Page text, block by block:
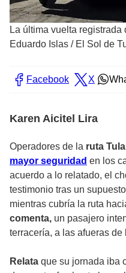
La última vuelta registrada
Eduardo Islas / El Sol de
Facebook X
Karen Aicitel Lira
Operadores de la ruta
mayor seguridad en los
acuerdo a lo relatado, el
testimonio tras un supuesto
mientras cubría la ruta
comenta, un pasajero
terracería, a las afueras
Relata que su jornada iba